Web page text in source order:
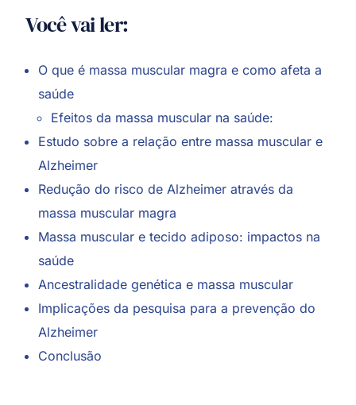
Você vai ler:
O que é massa muscular magra e como afeta a
saúde
Efeitos da massa muscular na saúde:
Estudo sobre a relação entre massa muscular e
Alzheimer
Redução do risco de Alzheimer através da
massa muscular magra
Massa muscular e tecido adiposo: impactos na
saúde
Ancestralidade genética e massa muscular
Implicações da pesquisa para a prevenção do
Alzheimer
Conclusão